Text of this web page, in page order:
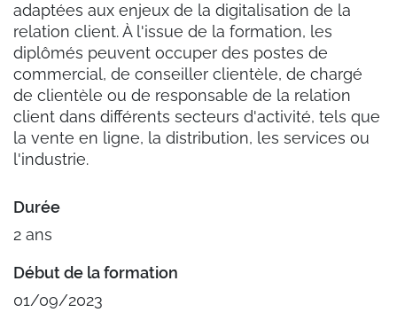
adaptées aux enjeux de la digitalisation de la
relation client. À l'issue de la formation, les
diplômés peuvent occuper des postes de
commercial, de conseiller clientèle, de chargé
de clientèle ou de responsable de la relation
client dans différents secteurs d'activité, tels que
la vente en ligne, la distribution, les services ou
l'industrie.
Durée
2 ans
Début de la formation
01/09/2023